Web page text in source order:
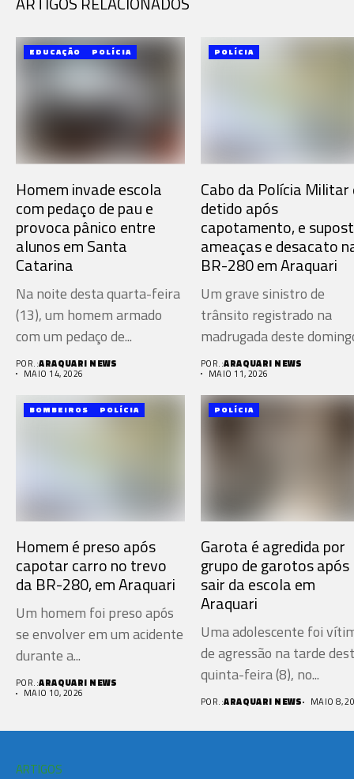
EDUCAÇÃO POLÍCIA
Homem invade escola
com pedaço de pau e
provoca pânico entre
alunos em Santa
Catarina
Na noite desta quarta-feira
(13), um homem armado
com um pedaço de...
POR.:ARAQUARI NEWS
MAIO 14, 2026
POLÍCIA
Cabo da Polícia Militar
detido após
capotamento, e
ameaças e desacato
BR-280 em Araquari
Um grave sinistro de
trânsito registrado na
madrugada deste
(10), na...
POR.:ARAQUARI NEWS
MAIO 11, 2026
BOMBEIROS POLÍCIA
Homem é preso após
capotar carro no trevo
da BR-280, em Araquari
Um homem foi preso após
se envolver em um acidente
durante a...
POR.:ARAQUARI NEWS
MAIO 10, 2026
POLÍCIA
Garota é agredida por
grupo de garotos após
sair da escola em
Araquari
Uma adolescente foi
de agressão na tarde
quinta-feira (8), no...
POR.:ARAQUARI NEWS MAIO 8,
ARTIGOS